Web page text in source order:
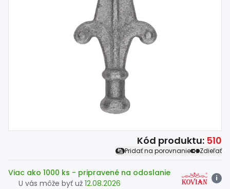
Kód produktu: 510
Pridať na porovnanie Zdieľať
Viac ako 1000 ks - pripravené na odoslanie
U vás môže byť už 12.08.2026
i